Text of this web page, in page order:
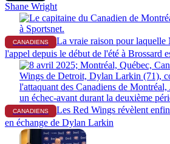
Shane Wright
CANADIENS
La vraie raison pour laquelle
l'appel depuis le début de l'été à Brossard
CANADIENS
Les Red Wings révèlent
en échange de Dylan Larkin